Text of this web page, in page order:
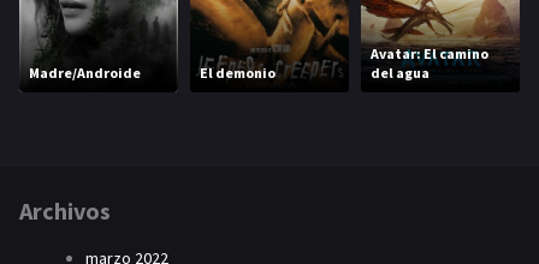
Madre/Androide El demonio
Avatar: El camino
del agua
Archivos
marzo 2022